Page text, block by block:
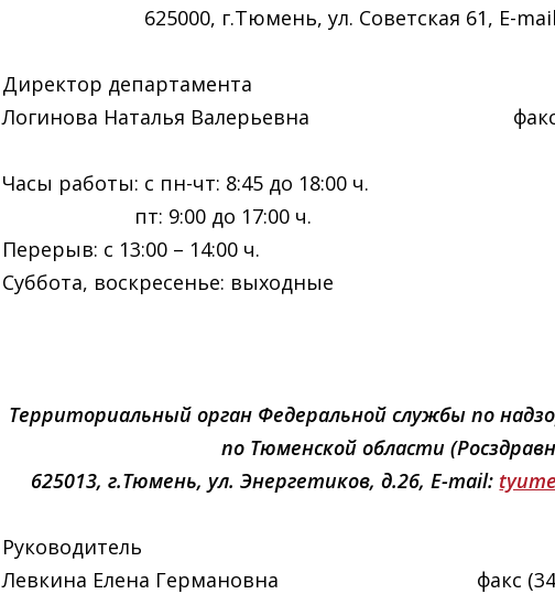
625000, г.Тюмень, ул. Советская 61, E-
Директор департамента
Логинова Наталья Валерьевна факс
Часы работы: с пн-чт: 8:45 до 18:00 ч.
пт: 9:00 до 17:00 ч.
Перерыв: с 13:00 – 14:00 ч.
Суббота, воскресенье: выходные
Территориальный орган Федеральной службы по
по Тюменской области
625013, г.Тюмень, ул. Энергетиков, д.26, E-mail:
Руководитель
Левкина Елена Германовна факс (3452)